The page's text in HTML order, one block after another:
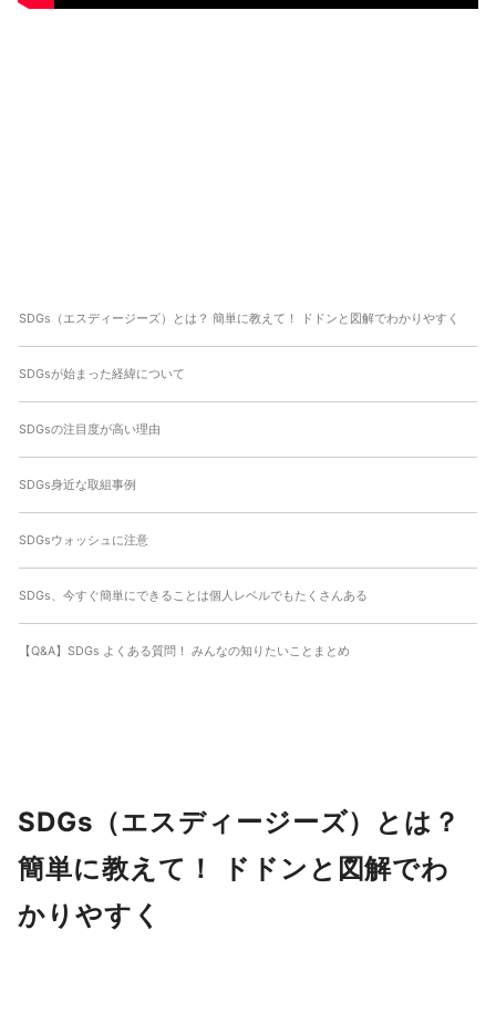
SDGs（エスディージーズ）とは？ 簡単に教えて！ ドドンと図解でわかりやすく
SDGsが始まった経緯について
SDGsの注目度が高い理由
SDGs身近な取組事例
SDGsウォッシュに注意
SDGs、今すぐ簡単にできることは個人レベルでもたくさんある
【Q&A】SDGs よくある質問！ みんなの知りたいことまとめ
SDGs（エスディージーズ）とは？
簡単に教えて！ ドドンと図解でわ
かりやすく